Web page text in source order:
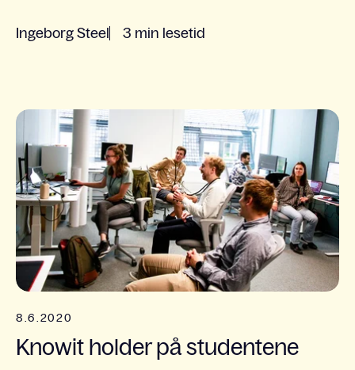
Ingeborg Steel 3 min lesetid
8.6.2020
Knowit holder på studentene